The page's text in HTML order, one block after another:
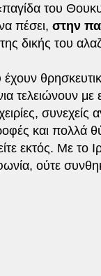
του
πέσει, στην
δικής του
τελειώνουν με
συνεχείς
και πολλά
εκτός. Με το
ούτε